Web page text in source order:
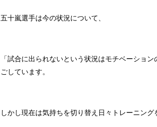
五十嵐選手は今の状況について、
「試合に出られないという状況はモチベーショ
ごしています。
しかし現在は気持ちを切り替え日々トレーニング